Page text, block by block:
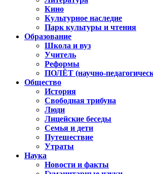
Кино
Культурное наследие
Парк культуры и чтения
Образование
Школа и вуз
Учитель
Реформы
ПОЛЁТ (научно-
Общество
История
Свободная трибуна
Люди
Лицейские беседы
Семья и дети
Путешествие
Утраты
Наука
Новости и факты